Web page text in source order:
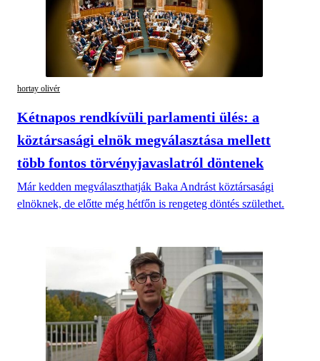
hortay olivér
Kétnapos rendkívüli parlamenti ülés: a
köztársasági elnök megválasztása mellett
több fontos törvényjavaslatról döntenek
Már kedden megválaszthatják Baka Andrást köztársasági
elnöknek, de előtte még hétfőn is rengeteg döntés születhet.